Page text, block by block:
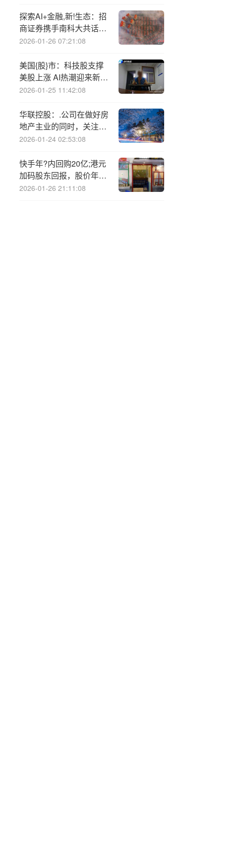
探索AI+金融,新!生态：招
商证券携手南科大共话金
融科技前沿实践
2026-01-26 07:21:08
美国{股}市：科技股支撑
美股上涨 AI热潮迎来新一
轮考验
2026-01-25 11:42:08
华联控股：.公司在做好房
地产主业的同时，关注新
兴产业投资机会
2026-01-24 02:53:08
快手年?内回购20亿;港元
加码股东回报，股价年内
涨超75%
2026-01-26 21:11:08